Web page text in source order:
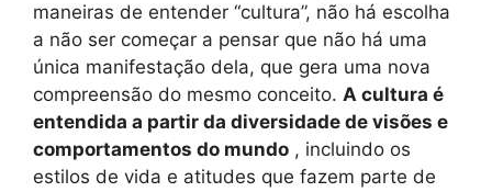
maneiras de entender “cultura”, não há escolha
a não ser começar a pensar que não há uma
única manifestação dela, que gera uma nova
compreensão do mesmo conceito. A cultura é
entendida a partir da diversidade de visões e
comportamentos do mundo , incluindo os
estilos de vida e atitudes que fazem parte de